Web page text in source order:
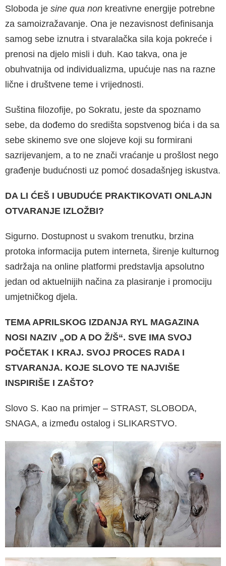
Sloboda je sine qua non kreativne ener­gije potrebne
za samoizražavanje. Ona je nezavi­snost definisanja
samog sebe iznutra i stvaralač­ka sila koja pokreće i
prenosi na djelo misli i duh. Kao takva, ona je
obuhvatnija od individualizma, upućuje nas na razne
lične i društvene teme i vri­jednosti.
Suština filozofije, po Sokratu, jeste da spozna­mo
sebe, da dođemo do središta sopstvenog bića i da sa
sebe skinemo sve one slojeve koji su formirani
sazrijevanjem, a to ne znači vraćanje u prošlost nego
građenje budućnosti uz pomoć dosadašnjeg iskustva.
DA LI ĆEŠ I UBUDUĆE PRAKTIKOVATI ONLAJN
OTVARANJE IZLOŽBI?
Sigurno. Dostupnost u svakom trenutku, brzina
protoka informacija putem interneta, širenje kul­turnog
sadržaja na online platformi predstavlja apsolutno
jedan od aktuelnijih načina za plasira­nje i promociju
umjetničkog djela.
TEMA APRILSKOG IZDANJA RYL MAGAZINA
NOSI NA­ZIV „OD A DO Ž/Š“. SVE IMA SVOJ
POČETAK I KRAJ. SVOJ PROCES RADA I
STVARANJA. KOJE SLOVO TE NAJVI­ŠE
INSPIRIŠE I ZAŠTO?
Slovo S. Kao na primjer – STRAST, SLOBODA,
SNAGA, a između ostalog i SLIKARSTVO.